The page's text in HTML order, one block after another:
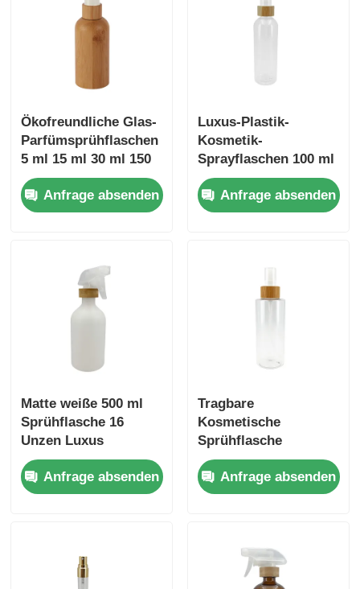
Ökofreundliche Glas-
Parfümsprühflaschen
5 ml 15 ml 30 ml 150
ml Bambus-
Kosmetikflaschen
Anfrage absenden
Luxus-Plastik-
Kosmetik-
Sprayflaschen 100 ml
200 ml Bambus-
Sprayflaschen mit
abgerundeten
Anfrage absenden
Matte weiße 500 ml
Sprühflasche 16
Unzen Luxus
Sprühflasche
Anfrage absenden
Tragbare
Kosmetische
Sprühflasche
Transparente
Parfümsprühflasche
100 ml mit Plastik-
Anfrage absenden